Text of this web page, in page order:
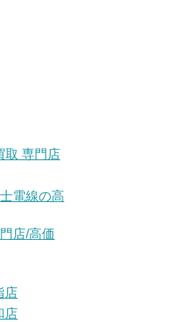
取 専門店
電線の高
店/高価
店
店